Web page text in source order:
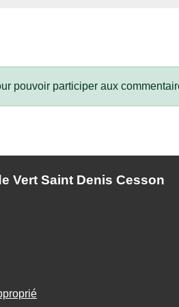
pouvoir participer aux
Vert Saint Denis Cesson